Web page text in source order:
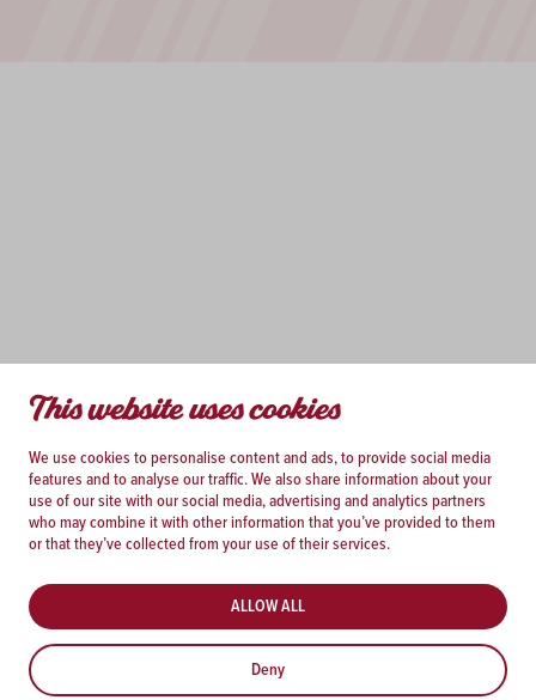
This website uses cookies
We use cookies to personalise content and ads, to provide social media
features and to analyse our traffic. We also share information about your
use of our site with our social media, advertising and analytics partners
who may combine it with other information that you’ve provided to them
or that they’ve collected from your use of their services.
ALLOW ALL
Deny